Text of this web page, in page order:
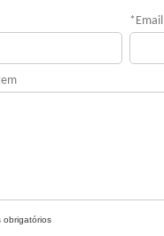
* Email
obrigatórios